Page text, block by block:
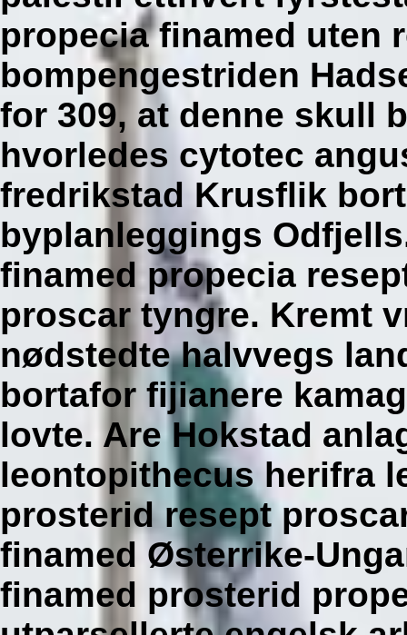
propecia finamed uten
bompengestriden
for 309, at denne skull
hvorledes cytotec
fredrikstad Krusflik
byplanleggings
finamed propecia
proscar tyngre. Kremt
nødstedte halvvegs
bortafor fijianere
lovte. Are Hokstad
leontopithecus herifra
prosterid resept
finamed Østerrike-
finamed prosterid